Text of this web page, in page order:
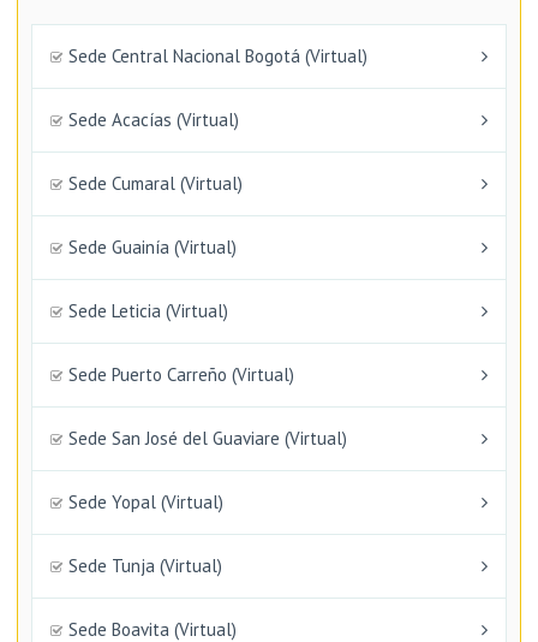
Sede Central Nacional Bogotá (Virtual)
Sede Acacías (Virtual)
Sede Cumaral (Virtual)
Sede Guainía (Virtual)
Sede Leticia (Virtual)
Sede Puerto Carreño (Virtual)
Sede San José del Guaviare (Virtual)
Sede Yopal (Virtual)
Sede Tunja (Virtual)
Sede Boavita (Virtual)